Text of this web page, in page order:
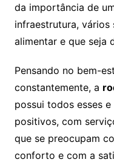
da importância de
infraestrutura, vários
alimentar e que seja
Pensando no bem-
constantemente, a
possui todos esses
positivos, com
que se preocupam
conforto e com a